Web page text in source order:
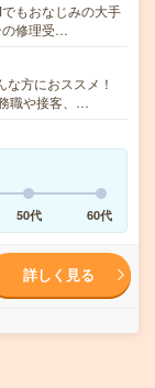
もおなじみの大手
の修理受…
方におススメ！
職や接客、…
50代 60代
詳しく見る